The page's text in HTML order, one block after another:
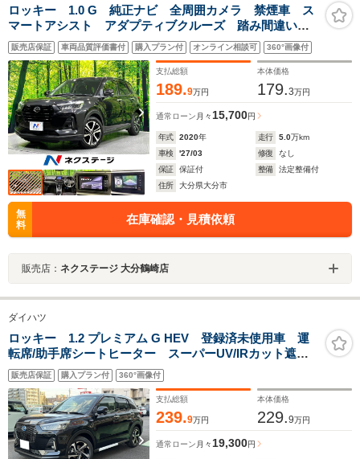
スポットモニター レ
ーダークルーズコント
ロール 衝突被害軽減
ブレーキ ETC2.0
ト フォグランプ 純
正アルミホイール 純
正フロアマット
パイロット
従クルコン
軽減ブレー
イト 純16AW
ロッキー 1.0 G 純正ナビ 全周囲カメラ 禁煙車 ス
マートアシスト アダプティブクルーズ 踏み間違い防
止装置 LEDヘッド/フォグ シートヒーター ドラレ
コ フルセグ Bluetooth再生 ETC スマートキー
販売店保証 車両品質評価書付 購入プラン付 オンライン相談可 360°画像付
支払総額
189.9万円
本体価格
179.3万円
通常ローン 月々 15,700円
年式 2020年 走行 5.0万km
車検
'27/03 修復
なし
保証
保証付 整備
法定整備付
住所
大分県大分市
無
料
在庫確認・見積依頼
販売店： ネクステージ 大分鶴崎店
ダイハツ
ロッキー 1.2 プレミアム G HEV 登録済未使用車 運
転席/助手席シートヒーター スーパーUV/IRカット遮音
ガラス 電動パーキングブレーキ オートホールド ド
ライブモード切替ステアリングスイッチ
販売店保証 購入プラン付 360°画像付
支払総額
239.9万円
本体価格
229.9万円
通常ローン 月々 19,300円